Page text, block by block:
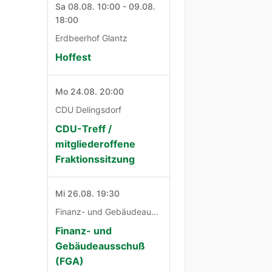
Sa 08.08. 10:00 - 09.08.
18:00
Erdbeerhof Glantz
Hoffest
Mo 24.08. 20:00
CDU Delingsdorf
CDU-Treff /
mitgliederoffene
Fraktionssitzung
Mi 26.08. 19:30
Finanz- und Gebäudeausschuß
Finanz- und
Gebäudeausschuß
(FGA)